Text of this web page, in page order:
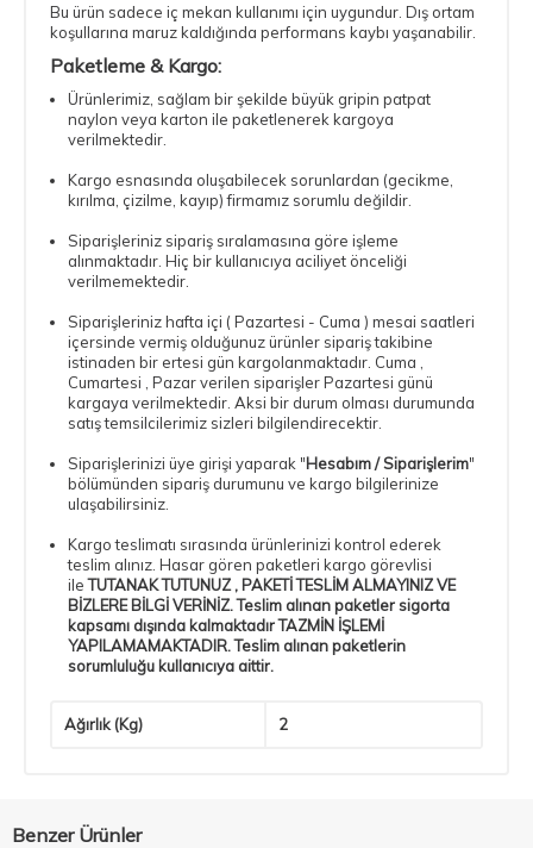
Bu ürün sadece iç mekan kullanımı için uygundur. Dış ortam
koşullarına maruz kaldığında performans kaybı yaşanabilir.
Paketleme & Kargo:
Ürünlerimiz, sağlam bir şekilde büyük gripin patpat
naylon veya karton ile paketlenerek kargoya
verilmektedir.
Kargo esnasında oluşabilecek sorunlardan (gecikme,
kırılma, çizilme, kayıp) firmamız sorumlu değildir.
Siparişleriniz sipariş sıralamasına göre işleme
alınmaktadır. Hiç bir kullanıcıya aciliyet önceliği
verilmemektedir.
Siparişleriniz hafta içi ( Pazartesi - Cuma ) mesai saatleri
içersinde vermiş olduğunuz ürünler sipariş takibine
istinaden bir ertesi gün kargolanmaktadır. Cuma ,
Cumartesi , Pazar verilen siparişler Pazartesi günü
kargaya verilmektedir. Aksi bir durum olması durumunda
satış temsilcilerimiz sizleri bilgilendirecektir.
Siparişlerinizi üye girişi yaparak "Hesabım / Siparişlerim"
bölümünden sipariş durumunu ve kargo bilgilerinize
ulaşabilirsiniz.
Kargo teslimatı sırasında ürünlerinizi kontrol ederek
teslim alınız. Hasar gören paketleri kargo görevlisi
ileTUTANAK TUTUNUZ , PAKETİ TESLİM ALMAYINIZ VE
BİZLERE BİLGİ VERİNİZ. Teslim alınan paketler sigorta
kapsamı dışında kalmaktadır TAZMİN İŞLEMİ
YAPILAMAMAKTADIR. Teslim alınan paketlerin
sorumluluğu kullanıcıya aittir.
Ağırlık (Kg) 2
Benzer Ürünler